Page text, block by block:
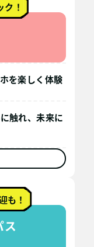
！
を楽しく体験
触れ、未来に
も！
ス